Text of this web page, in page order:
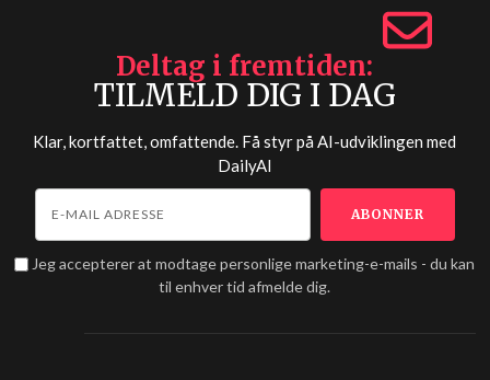
Deltag i fremtiden
TILMELD DIG I DAG
Klar, kortfattet, omfattende. Få styr på AI-udviklingen med
DailyAI
Jeg accepterer at modtage personlige marketing-e-mails - du kan
til enhver tid afmelde dig.